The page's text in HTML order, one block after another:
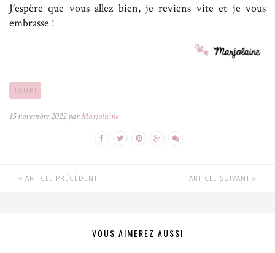
J’espère que vous allez bien, je reviens vite et je vous
embrasse !
TSUKI
15 novembre 2022 parMarjolaine
ARTICLE PRÉCÉDENT ARTICLE SUIVANT
VOUS AIMEREZ AUSSI